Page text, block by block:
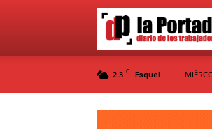
2.3 C Esquel